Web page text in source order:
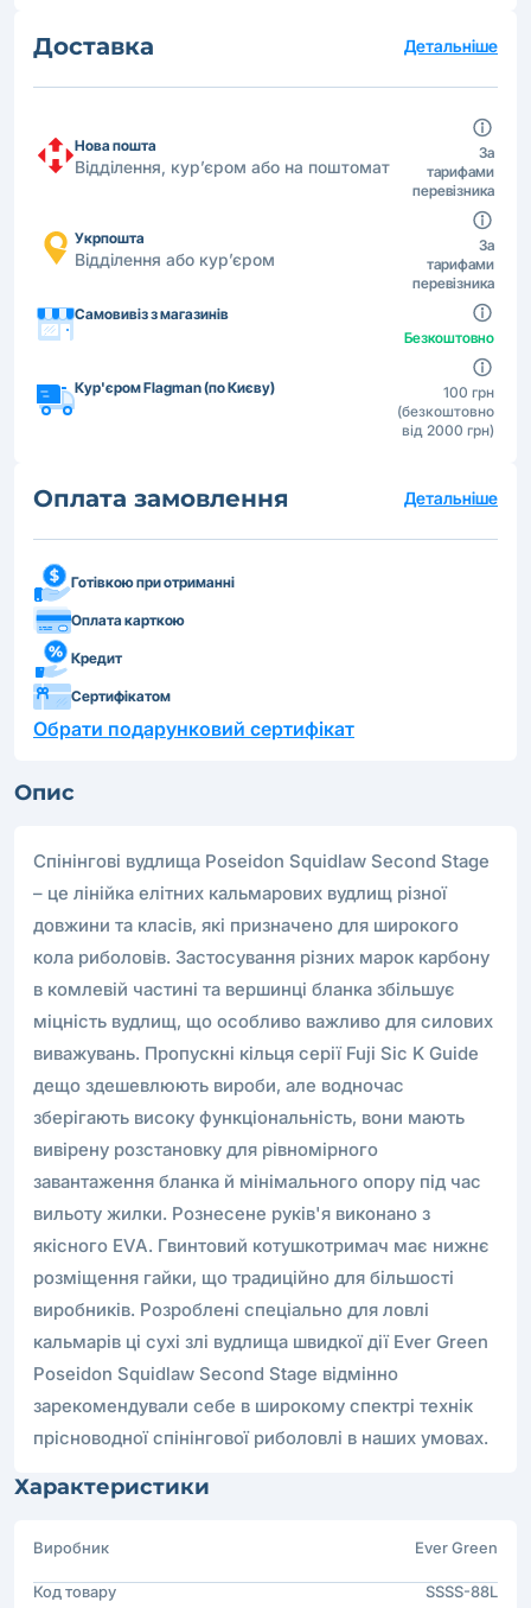
Доставка Детальніше
Нова пошта
Відділення, кур’єром або на поштомат
За
тарифами
перевізника
Укрпошта
Відділення або кур’єром
За
тарифами
перевізника
Самовивіз з магазинів
Безкоштовно
Кур'єром Flagman (по Києву)
100 грн
(безкоштовно
від 2000 грн)
Оплата замовлення Детальніше
Готівкою при отриманні
Оплата карткою
Кредит
Сертифікатом
Обрати подарунковий сертифікат
Опис
Спінінгові вудлища Poseidon Squidlaw Second Stage
– це лінійка елітних кальмарових вудлищ різної
довжини та класів, які призначено для широкого
кола риболовів. Застосування різних марок карбону
в комлевій частині та вершинці бланка збільшує
міцність вудлищ, що особливо важливо для силових
виважувань. Пропускні кільця серії Fuji Sic K Guide
дещо здешевлюють вироби, але водночас
зберігають високу функціональність, вони мають
вивірену розстановку для рівномірного
завантаження бланка й мінімального опору під час
вильоту жилки. Рознесене руків'я виконано з
якісного EVA. Гвинтовий котушкотримач має нижнє
розміщення гайки, що традиційно для більшості
виробників. Розроблені спеціально для ловлі
кальмарів ці сухі злі вудлища швидкої дії Ever Green
Poseidon Squidlaw Second Stage відмінно
зарекомендували себе в широкому спектрі технік
прісноводної спінінгової риболовлі в наших умовах.
Характеристики
Виробник Ever Green
Код товару SSSS-88L